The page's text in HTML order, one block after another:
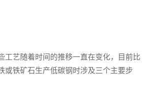
工艺随着时间的推移一直在变化，目前比
或铁矿石生产低碳钢时涉及三个主要步